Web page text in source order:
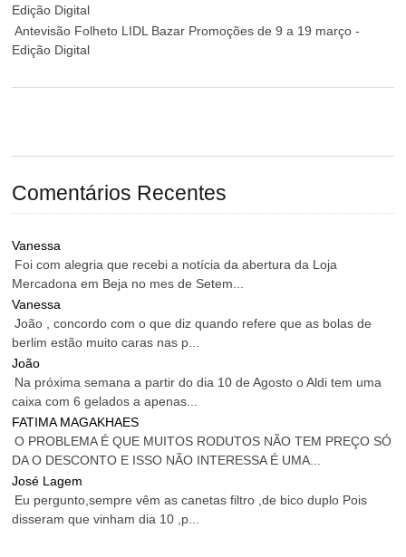
Edição Digital
Antevisão Folheto LIDL Bazar Promoções de 9 a 19 março -
Edição Digital
Comentários Recentes
Vanessa
Foi com alegria que recebi a notícia da abertura da Loja
Mercadona em Beja no mes de Setem...
Vanessa
João , concordo com o que diz quando refere que as bolas de
berlim estão muito caras nas p...
João
Na próxima semana a partir do dia 10 de Agosto o Aldi tem uma
caixa com 6 gelados a apenas...
FATIMA MAGAKHAES
O PROBLEMA É QUE MUITOS RODUTOS NÃO TEM PREÇO SÓ
DA O DESCONTO E ISSO NÃO INTERESSA É UMA...
José Lagem
Eu pergunto,sempre vêm as canetas filtro ,de bico duplo Pois
disseram que vinham dia 10 ,p...